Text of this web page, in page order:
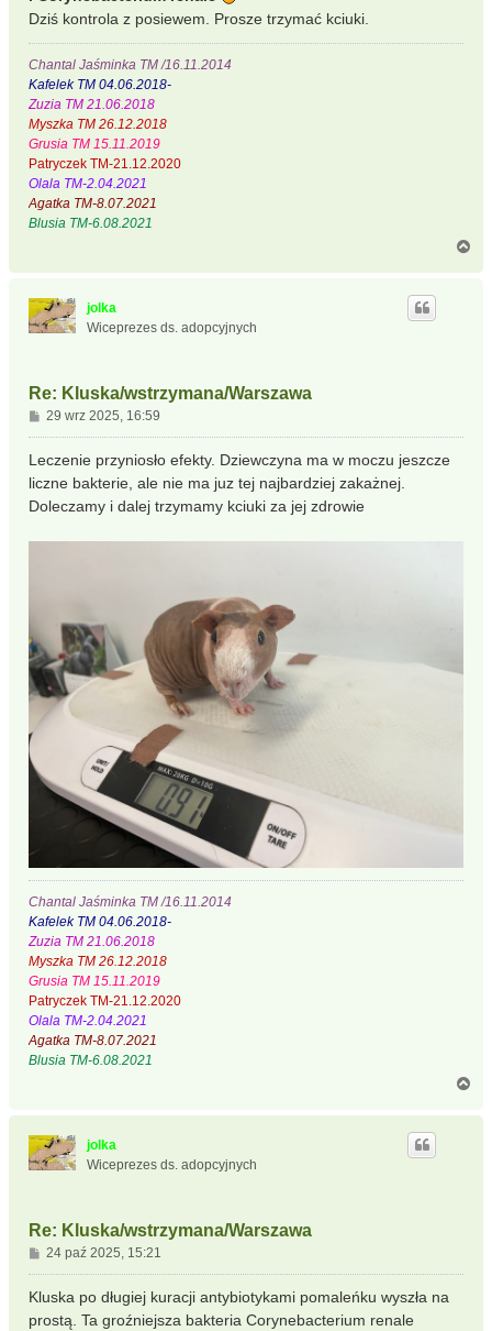
Dziś kontrola z posiewem. Prosze trzymać kciuki.
Chantal Jaśminka TM /16.11.2014
Kafelek TM 04.06.2018-
Zuzia TM 21.06.2018
Myszka TM 26.12.2018
Grusia TM 15.11.2019
Patryczek TM-21.12.2020
Olala TM-2.04.2021
Agatka TM-8.07.2021
Blusia TM-6.08.2021
jolka
Wiceprezes ds. adopcyjnych
Re: Kluska/wstrzymana/Warszawa
P
o
s
29 wrz 2025, 16:59
Leczenie przyniosło efekty. Dziewczyna ma w moczu jeszcze
liczne bakterie, ale nie ma juz tej najbardziej zakażnej.
Doleczamy i dalej trzymamy kciuki za jej zdrowie
Chantal Jaśminka TM /16.11.2014
Kafelek TM 04.06.2018-
Zuzia TM 21.06.2018
Myszka TM 26.12.2018
Grusia TM 15.11.2019
Patryczek TM-21.12.2020
Olala TM-2.04.2021
Agatka TM-8.07.2021
Blusia TM-6.08.2021
g
jolka
Wiceprezes ds. adopcyjnych
Re: Kluska/wstrzymana/Warszawa
P
o
s
24 paź 2025, 15:21
Kluska po długiej kuracji antybiotykami pomaleńku wyszła na
prostą. Ta groźniejsza bakteria Corynebacterium renale